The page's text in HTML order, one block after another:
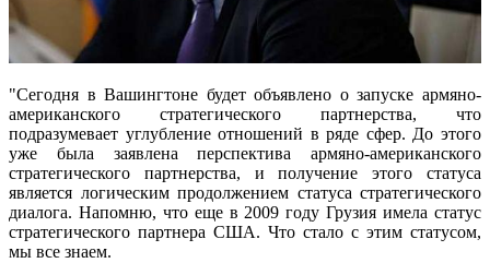
"Сегодня в Вашингтоне будет объявлено о запуске армяно-
американского стратегического партнерства, что
подразумевает углубление отношений в ряде сфер. До этого
уже была заявлена перспектива армяно-американского
стратегического партнерства, и получение этого статуса
является логическим продолжением статуса стратегического
диалога. Напомню, что еще в 2009 году Грузия имела статус
стратегического партнера США. Что стало с этим статусом,
мы все знаем.